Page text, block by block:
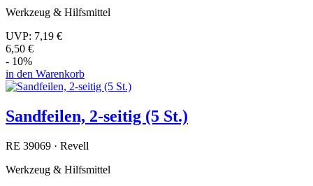
Werkzeug & Hilfsmittel
UVP: 7,19 €
6,50 €
- 10%
in den Warenkorb
Sandfeilen, 2-seitig (5 St.)
RE 39069 · Revell
Werkzeug & Hilfsmittel